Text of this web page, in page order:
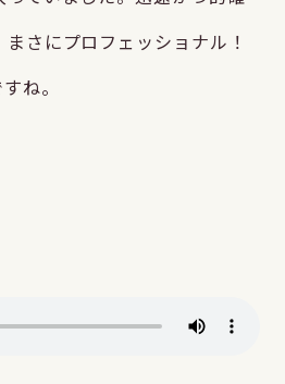
さにプロフェッショナル！
ね。